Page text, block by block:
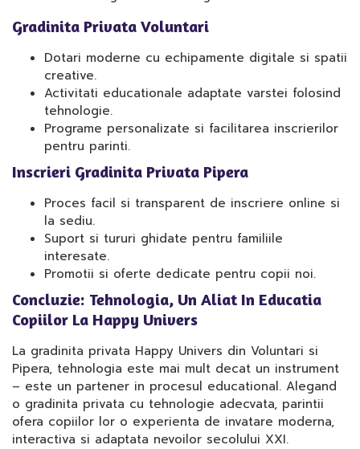
Gradinita Privata Voluntari
Dotari moderne cu echipamente digitale si spatii
creative.
Activitati educationale adaptate varstei folosind
tehnologie.
Programe personalizate si facilitarea inscrierilor
pentru parinti.
Inscrieri Gradinita Privata Pipera
Proces facil si transparent de inscriere online si
la sediu.
Suport si tururi ghidate pentru familiile
interesate.
Promotii si oferte dedicate pentru copii noi.
Concluzie: Tehnologia, Un Aliat In Educatia
Copiilor La Happy Univers
La gradinita privata Happy Univers din Voluntari si
Pipera, tehnologia este mai mult decat un instrument
– este un partener in procesul educational. Alegand
o gradinita privata cu tehnologie adecvata, parintii
ofera copiilor lor o experienta de invatare moderna,
interactiva si adaptata nevoilor secolului XXI.